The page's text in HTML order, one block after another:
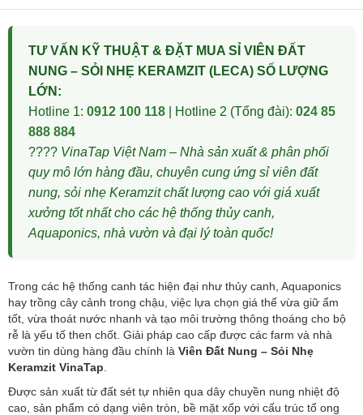
TƯ VẤN KỸ THUẬT & ĐẶT MUA SỈ VIÊN ĐẤT
NUNG – SỎI NHẸ KERAMZIT (LECA) SỐ LƯỢNG
LỚN:
Hotline 1: 0912 100 118 | Hotline 2 (Tổng đài): 024 85
888 884
???? VinaTap Việt Nam – Nhà sản xuất & phân phối
quy mô lớn hàng đầu, chuyên cung ứng sỉ viên đất
nung, sỏi nhẹ Keramzit chất lượng cao với giá xuất
xưởng tốt nhất cho các hệ thống thủy canh,
Aquaponics, nhà vườn và đại lý toàn quốc!
Trong các hệ thống canh tác hiện đại như thủy canh, Aquaponics
hay trồng cây cảnh trong chậu, việc lựa chọn giá thể vừa giữ ẩm
tốt, vừa thoát nước nhanh và tạo môi trường thông thoáng cho bộ
rễ là yếu tố then chốt. Giải pháp cao cấp được các farm và nhà
vườn tin dùng hàng đầu chính là Viên Đất Nung – Sỏi Nhẹ
Keramzit VinaTap
Được sản xuất từ đất sét tự nhiên qua dây chuyền nung nhiệt độ
cao, sản phẩm có dạng viên tròn, bề mặt xốp với cấu trúc tổ ong